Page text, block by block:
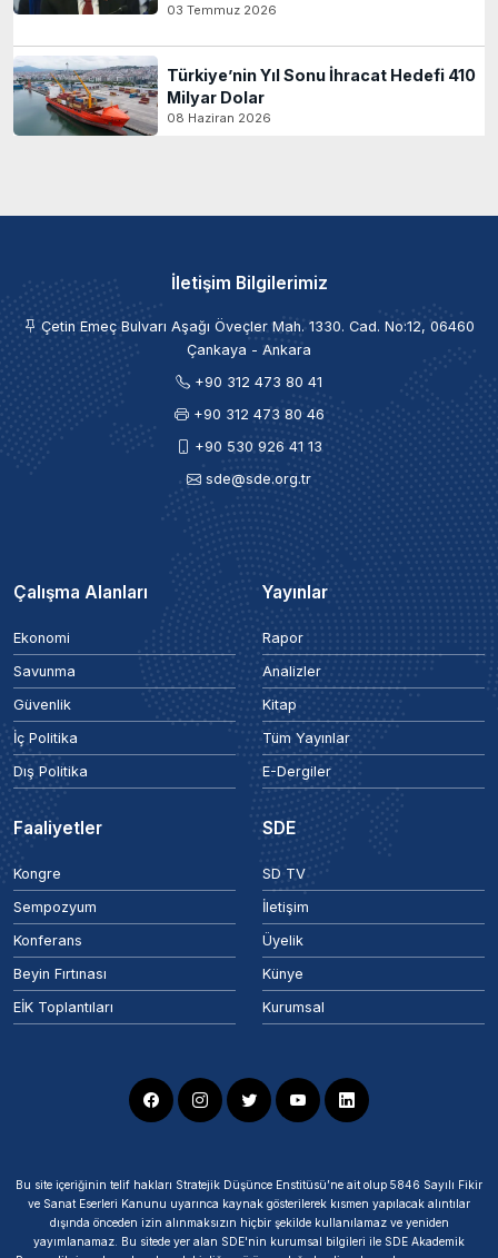
03 Temmuz 2026
Türkiye’nin Yıl Sonu İhracat Hedefi 410
Milyar Dolar
08 Haziran 2026
İletişim Bilgilerimiz
Çetin Emeç Bulvarı Aşağı Öveçler Mah. 1330. Cad. No:12, 06460
Çankaya - Ankara
+90 312 473 80 41
+90 312 473 80 46
+90 530 926 41 13
sde@sde.org.tr
Çalışma Alanları
Ekonomi
Savunma
Güvenlik
İç Politika
Dış Politika
Yayınlar
Rapor
Analizler
Kitap
Tüm Yayınlar
E-Dergiler
Faaliyetler
Kongre
Sempozyum
Konferans
Beyin Fırtınası
EİK Toplantıları
SDE
SD TV
İletişim
Üyelik
Künye
Kurumsal
Bu site içeriğinin telif hakları Stratejik Düşünce Enstitüsü’ne ait olup 5846 Sayılı Fikir
ve Sanat Eserleri Kanunu uyarınca kaynak gösterilerek kısmen yapılacak alıntılar
dışında önceden izin alınmaksızın hiçbir şekilde kullanılamaz ve yeniden
yayımlanamaz. Bu sitede yer alan SDE'nin kurumsal bilgileri ile SDE Akademik